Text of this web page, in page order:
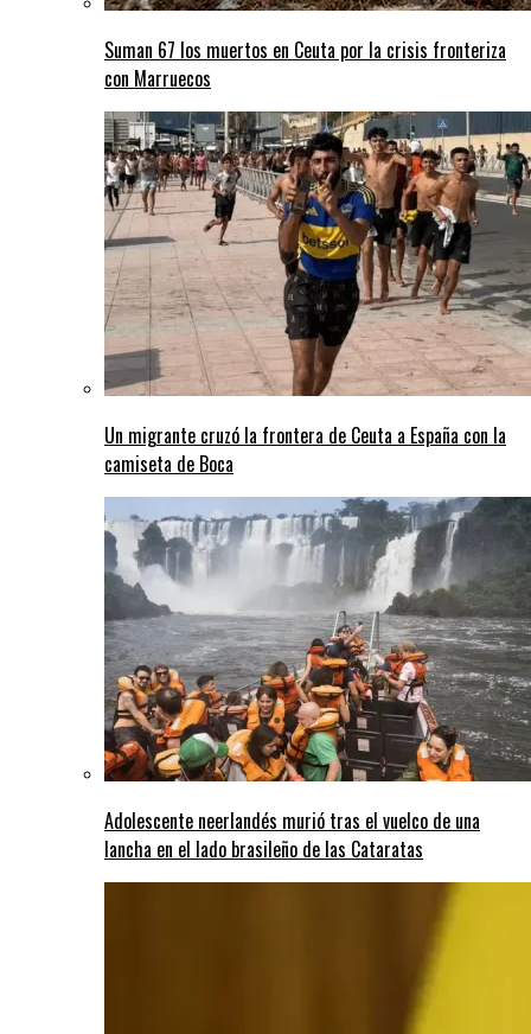
Suman 67 los muertos en Ceuta por la crisis fronteriza
con Marruecos
Un migrante cruzó la frontera de Ceuta a España con la
camiseta de Boca
Adolescente neerlandés murió tras el vuelco de una
lancha en el lado brasileño de las Cataratas